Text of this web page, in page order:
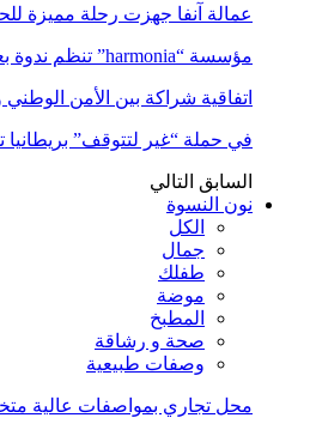
عمالة آنفا جهزت رحلة مميزة
مؤسسة “harmonia” تنظم ندوة بعنوان ” الذكاء الاصطناعي ومهن المستقبل:…
اتفاقية شراكة بين الأمن
في حملة “غير لتتوقف” بريطانيا
السابق التالي
نون النسوة
الكل
جمال
طفلك
موضة
المطبخ
صحة و رشاقة
وصفات طبيعية
محل تجاري بمواصفات عالية